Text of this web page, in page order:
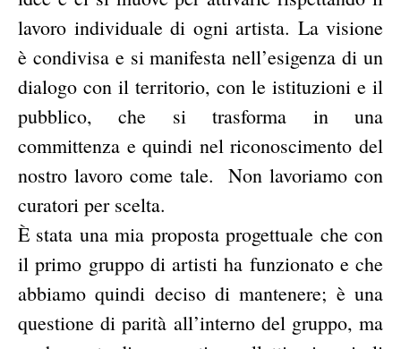
lavoro individuale di ogni artista. La visione
è condivisa e si manifesta nell’esigenza di un
dialogo con il territorio, con le istituzioni e il
pubblico, che si trasforma in una
committenza e quindi nel riconoscimento del
nostro lavoro come tale.
Non lavoriamo con
curatori per scelta.
È stata una mia proposta progettuale che con
il primo gruppo di artisti ha funzionato e che
abbiamo quindi deciso di mantenere; è una
questione di parità all’interno del gruppo, ma